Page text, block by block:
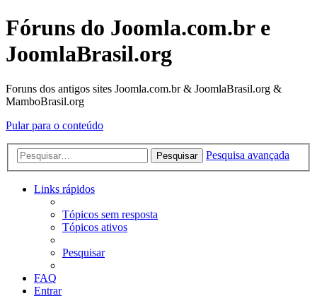
Fóruns do Joomla.com.br e
JoomlaBrasil.org
Foruns dos antigos sites Joomla.com.br & JoomlaBrasil.org &
MamboBrasil.org
Pular para o conteúdo
Pesquisar Pesquisa avançada
Links rápidos
Tópicos sem resposta
Tópicos ativos
Pesquisar
FAQ
Entrar